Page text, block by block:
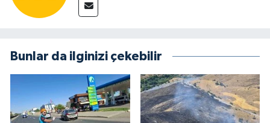
Bunlar da ilginizi çekebilir